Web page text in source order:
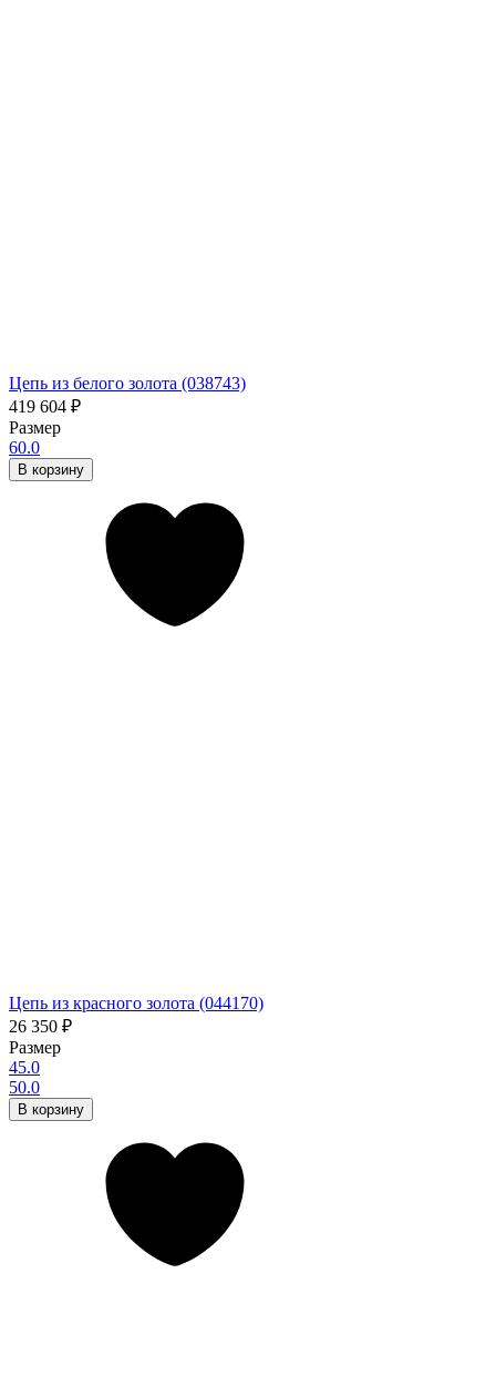
Цепь из белого золота (038743)
419 604 ₽
Размер
60.0
В корзину
Цепь из красного золота (044170)
26 350 ₽
Размер
45.0
50.0
В корзину